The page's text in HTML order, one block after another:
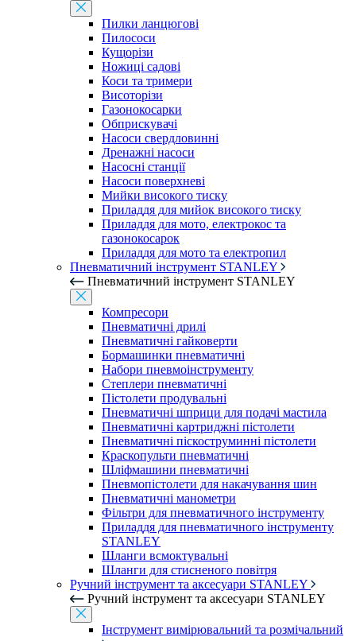
Пилки ланцюгові
Пилососи
Кущорізи
Ножиці садові
Коси та тримери
Висоторізи
Газонокосарки
Обприскувачі
Насоси свердловинні
Дренажні насоси
Насосні станції
Насоси поверхневі
Мийки високого тиску
Приладдя для мийок високого тиску
Приладдя для мото, електрокос та
газонокосарок
Приладдя для мото та електропил
Пневматичний інструмент STANLEY
Пневматичний інструмент STANLEY
Компресори
Пневматичні дрилі
Пневматичні гайковерти
Бормашинки пневматичні
Набори пневмоінструменту
Степлери пневматичні
Пістолети продувальні
Пневматичні шприци для подачі мастила
Пневматичні картриджні пістолети
Пневматичні піскоструминні пістолети
Краскопульти пневматичні
Шліфмашини пневматичні
Пневмопістолети для накачування шин
Пневматичні манометри
Фільтри для пневматичного інструменту
Приладдя для пневматичного інструменту
STANLEY
Шланги всмоктувальні
Шланги для стисненого повітря
Ручний інструмент та аксесуари STANLEY
Ручний інструмент та аксесуари STANLEY
Інструмент вимірювальний та розмічальний